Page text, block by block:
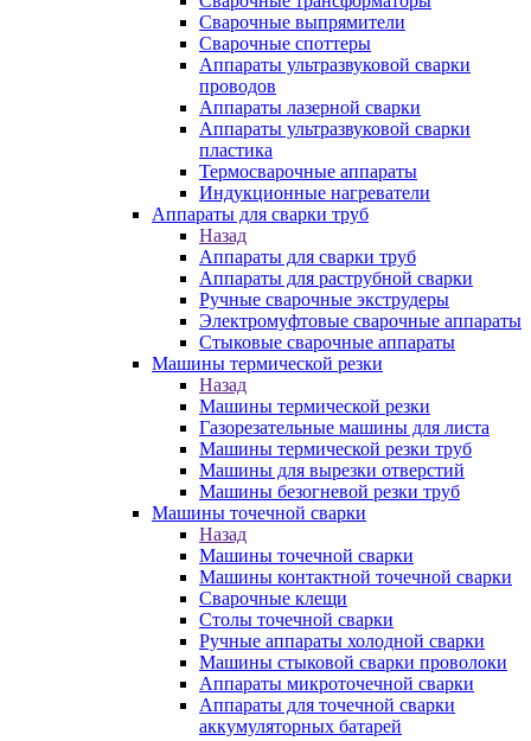
Сварочные выпрямители
Сварочные споттеры
Аппараты ультразвуковой сварки
проводов
Аппараты лазерной сварки
Аппараты ультразвуковой сварки
пластика
Термосварочные аппараты
Индукционные нагреватели
Аппараты для сварки труб
Назад
Аппараты для сварки труб
Аппараты для раструбной сварки
Ручные сварочные экструдеры
Электромуфтовые сварочные аппараты
Стыковые сварочные аппараты
Машины термической резки
Назад
Машины термической резки
Газорезательные машины для листа
Машины термической резки труб
Машины для вырезки отверстий
Машины безогневой резки труб
Машины точечной сварки
Назад
Машины точечной сварки
Машины контактной точечной сварки
Сварочные клещи
Столы точечной сварки
Ручные аппараты холодной сварки
Машины стыковой сварки проволоки
Аппараты микроточечной сварки
Аппараты для точечной сварки
аккумуляторных батарей